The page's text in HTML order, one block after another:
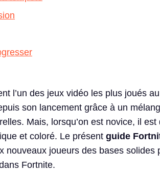
l’un des jeux vidéo les plus joués
son lancement grâce à un
Mais, lorsqu’on est novice, il
et coloré. Le présent guide
nouveaux joueurs des bases solides
Fortnite.